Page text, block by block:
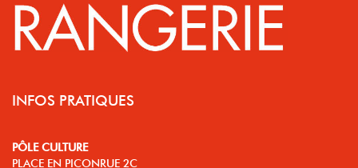
INFOS PRATIQUES
PÔLE CULTURE
PLACE EN PICONRUE 2C